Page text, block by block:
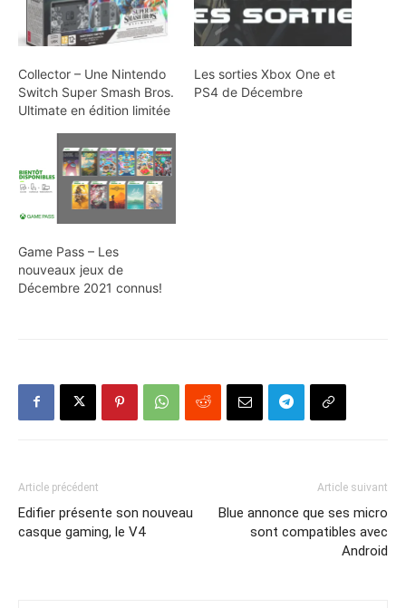
Collector – Une Nintendo
Switch Super Smash Bros.
Ultimate en édition limitée
Les sorties Xbox One et
PS4 de Décembre
Game Pass – Les
nouveaux jeux de
Décembre 2021 connus!
Article précédent
Edifier présente son nouveau
casque gaming, le V4
Article suivant
Blue annonce que ses micro
sont compatibles avec
Android